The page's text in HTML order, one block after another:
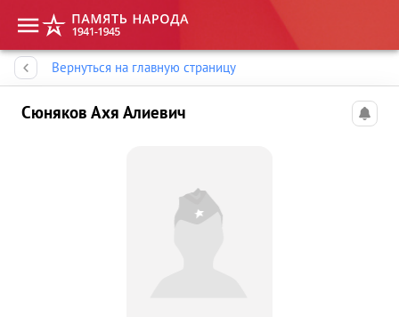
Вернуться на главную страницу
Сюняков Ахя Алиевич
Память народа